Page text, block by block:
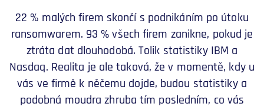
22 % malých firem skončí s podnikáním po útoku
ransomwarem. 93 % všech firem zanikne, pokud je
ztráta dat dlouhodobá. Tolik statistiky IBM a
Nasdaq. Realita je ale taková, že v momentě, kdy u
vás ve firmě k něčemu dojde, budou statistiky a
podobná moudra zhruba tím posledním, co vás